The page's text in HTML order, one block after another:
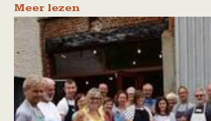
Meer lezen